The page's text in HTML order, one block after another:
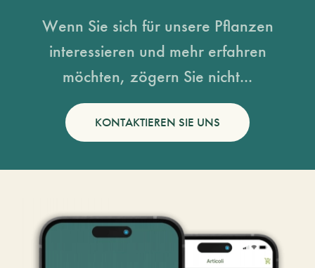
Wenn Sie sich für unsere Pflanzen
interessieren und mehr erfahren
möchten, zögern Sie nicht...
KONTAKTIEREN SIE UNS